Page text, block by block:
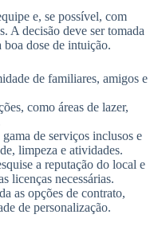
e, se possível, com
A decisão deve ser tomada
boa dose de intuição.
de familiares, amigos e
como áreas de lazer,
de serviços inclusos e
limpeza e atividades.
a reputação do local e
licenças necessárias.
as opções de contrato,
de personalização.